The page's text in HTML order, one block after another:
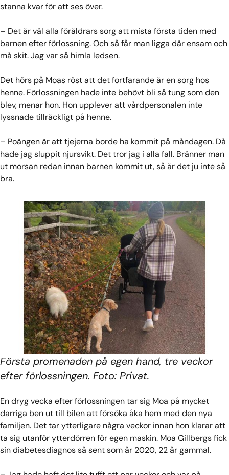
stanna kvar för att ses över.
– Det är väl alla föräldrars sorg att mista första tiden med
barnen efter förlossning. Och så får man ligga där ensam och
må skit. Jag var så himla ledsen.
Det hörs på Moas röst att det fortfarande är en sorg hos
henne. Förlossningen hade inte behövt bli så tung som den
blev, menar hon. Hon upplever att vårdpersonalen inte
lyssnade tillräckligt på henne.
– Poängen är att tjejerna borde ha kommit på måndagen. Då
hade jag sluppit njursvikt. Det tror jag i alla fall. Bränner man
ut morsan redan innan barnen kommit ut, så är det ju inte så
bra.
Första promenaden på egen hand, tre veckor
efter förlossningen. Foto: Privat.
En dryg vecka efter förlossningen tar sig Moa på mycket
darriga ben ut till bilen att försöka åka hem med den nya
familjen. Det tar ytterligare några veckor innan hon klarar att
ta sig utanför ytterdörren för egen maskin. Moa Gillbergs fick
sin diabetesdiagnos så sent som år 2020, 22 år gammal.